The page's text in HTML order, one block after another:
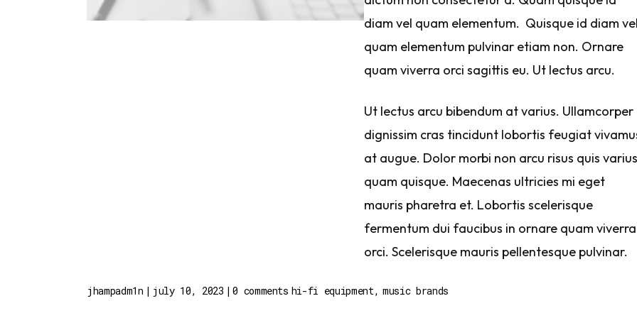
diam vel quam elementum. Quisque id diam vel
quam elementum pulvinar etiam non. Ornare
quam viverra orci sagittis eu. Ut lectus arcu.
Ut lectus arcu bibendum at varius. Ullamcorper
dignissim cras tincidunt lobortis feugiat
at augue. Dolor morbi non arcu risus quis varius
quam quisque. Maecenas ultricies mi eget
mauris pharetra et. Lobortis scelerisque
fermentum dui faucibus in ornare quam viverra
orci. Scelerisque mauris pellentesque pulvinar.
jhampadm1n july 10, 2023 0 comments hi-fi equipment music brands